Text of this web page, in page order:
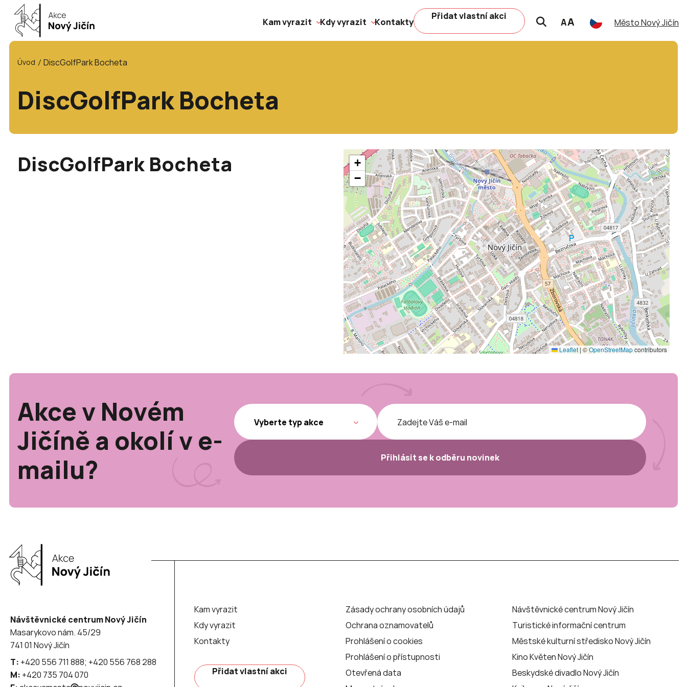
Kam vyrazit Kdy vyrazit Kontakty
Přidat vlastní akci
AA Město Nový Jičín
Úvod DiscGolfPark Bocheta
DiscGolfPark Bocheta
DiscGolfPark Bocheta
+
−
Leaflet|©OpenStreetMapcontributors
Akce v Novém
Jičíně a okolí v e-
mailu?
Přihlásit se k odběru novinek
Návštěvnické centrum Nový Jičín
Masarykovo nám. 45/29
741 01 Nový Jičín
T: +420 556 711 888; +420 556 768 288
M: +420 735 704 070
Kam vyrazit
Kdy vyrazit
Kontakty
Přidat vlastní akci
Zásady ochrany osobních údajů
Ochrana oznamovatelů
Prohlášení o cookies
Prohlášení o přístupnosti
Otevřená data
Návštěvnické centrum Nový Jičín
Turistické informační centrum
Městské kulturní středisko Nový Jičín
Kino Květen Nový Jičín
Beskydské divadlo Nový Jičín